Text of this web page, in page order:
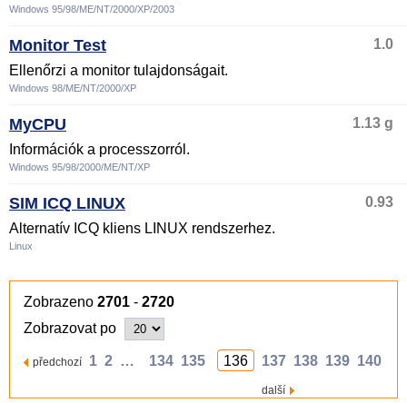
Windows 95/98/ME/NT/2000/XP/2003
Monitor Test
1.0
Ellenőrzi a monitor tulajdonságait.
Windows 98/ME/NT/2000/XP
MyCPU
1.13 g
Információk a processzorról.
Windows 95/98/2000/ME/NT/XP
SIM ICQ LINUX
0.93
Alternatív ICQ kliens LINUX rendszerhez.
Linux
Zobrazeno 2701 - 2720
Zobrazovat po
předchozí 1 2 … 134 135 136 137 138 139 140
další